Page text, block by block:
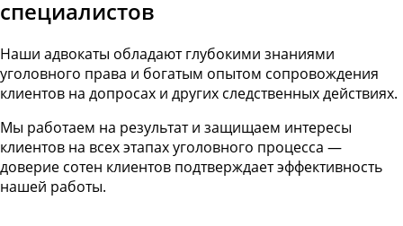
специалистов
Наши адвокаты обладают глубокими знаниями
уголовного права и богатым опытом сопровождения
клиентов на допросах и других следственных действиях.
Мы работаем на результат и защищаем интересы
клиентов на всех этапах уголовного процесса —
доверие сотен клиентов подтверждает эффективность
нашей работы.